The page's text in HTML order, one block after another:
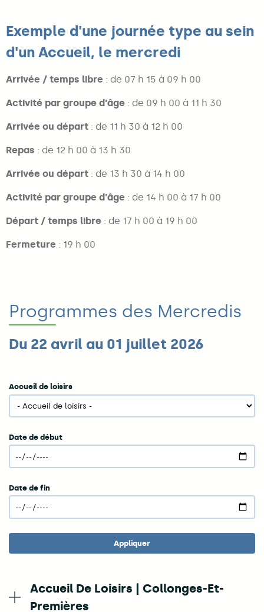
Exemple d'une journée type au sein
d'un Accueil, le mercredi
Arrivée / temps libre : de 07 h 15 à 09 h 00
Activité par groupe d'âge : de 09 h 00 à 11 h 30
Arrivée ou départ : de 11 h 30 à 12 h 00
Repas : de 12 h 00 à 13 h 30
Arrivée ou départ : de 13 h 30 à 14 h 00
Activité par groupe d'âge : de 14 h 00 à 17 h 00
Départ / temps libre : de 17 h 00 à 19 h 00
Fermeture : 19 h 00
Programmes des Mercredis
Du 22 avril au 01 juillet 2026
Accueil de loisirs
Date de début
Date de fin
Accueil De Loisirs | Collonges-Et-
Premières